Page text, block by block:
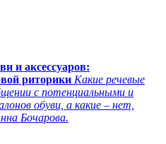
и аксессуаров:
риторики Какие речевые
с потенциальными и
обуви, а какие – нет,
Бочарова.